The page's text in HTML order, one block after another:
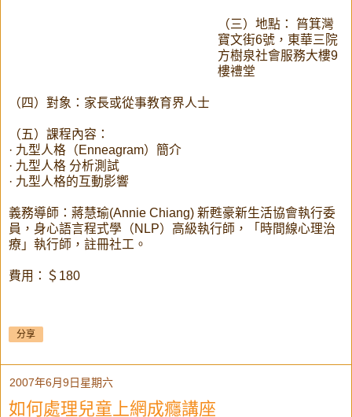
（三）地點： 筲箕灣
寶文街6號，東華三院
方樹泉社會服務大樓9
樓禮堂
（四）對象：家長或從事教育界人士
（五）課程內容：
· 九型人格（Enneagram）簡介
· 九型人格 分析測試
· 九型人格的互動影響
義務導師：蔣慧瑜(Annie Chiang) 新甦豪新生活協會執行委
員，身心語言程式學（NLP）高級執行師，「時間線心理治
療」執行師，註冊社工。
費用：＄180
分享
2007年6月9日星期六
如何處理兒童上網成癮講座